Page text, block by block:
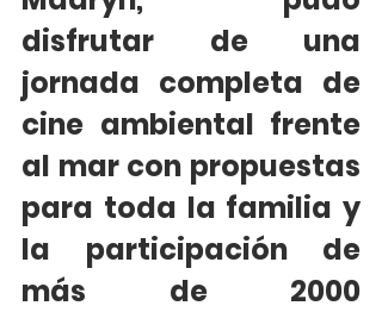
disfrutar de una
jornada completa de
cine ambiental frente
al mar con propuestas
para toda la familia y
la participación de
más de 2000